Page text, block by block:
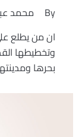
By محمد
ان من يطلع
وتخطيطها
بحرها